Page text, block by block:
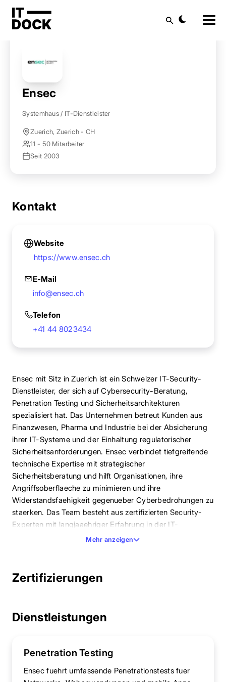
Startseite Anbieter finden
Ensec
Systemhaus / IT-Dienstleister
Zuerich, Zuerich - CH
11 - 50 Mitarbeiter
Seit 2003
Kontakt
Website
https://www.ensec.ch
E-Mail
info@ensec.ch
Telefon
+41 44 8023434
Ensec mit Sitz in Zuerich ist ein Schweizer IT-Security-
Dienstleister, der sich auf Cybersecurity-Beratung,
Penetration Testing und Sicherheitsarchitekturen
spezialisiert hat. Das Unternehmen betreut Kunden aus
Finanzwesen, Pharma und Industrie bei der Absicherung
ihrer IT-Systeme und der Einhaltung regulatorischer
Sicherheitsanforderungen. Ensec verbindet tiefgreifende
technische Expertise mit strategischer
Sicherheitsberatung und hilft Organisationen, ihre
Angriffsoberflaeche zu minimieren und ihre
Widerstandsfaehigkeit gegenueber Cyberbedrohungen zu
staerken. Das Team besteht aus zertifizierten Security-
Experten mit langjaaehriger Erfahrung in der IT-
Mehr anzeigen
Zertifizierungen
Dienstleistungen
Penetration Testing
Ensec fuehrt umfassende Penetrationstests fuer